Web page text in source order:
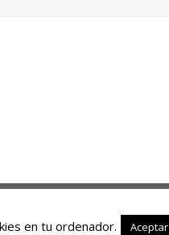
Powered byWordPress
en tu ordenador. Aceptar